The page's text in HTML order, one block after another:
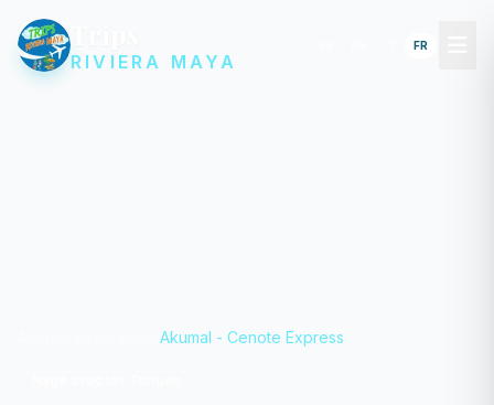
RIVIERA MAYA
FR
Akumal - Cenote Express